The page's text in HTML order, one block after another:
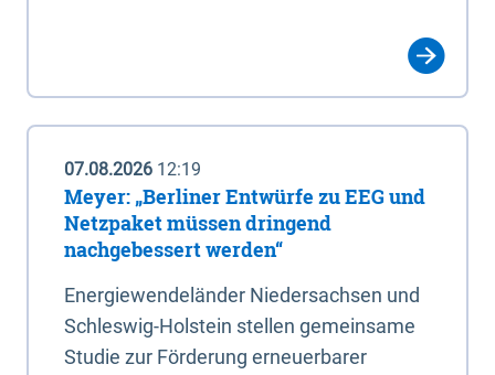
07.08.2026 12:19
Meyer: „Berliner Entwürfe zu EEG und
Netzpaket müssen dringend
nachgebessert werden“
Energiewendeländer Niedersachsen und
Schleswig-Holstein stellen gemeinsame
Studie zur Förderung erneuerbarer